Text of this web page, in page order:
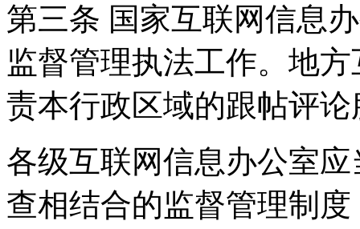
第三条 国家互联网信息
监督管理执法工作。地
责本行政区域的跟帖评
各级互联网信息办公室
查相结合的监督管理制